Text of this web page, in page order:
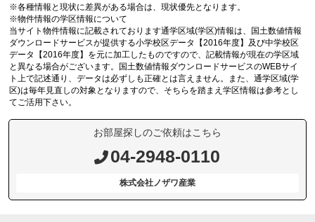
※各種情報と現状に差異がある場合は、現状優先となります。
※物件情報の学区情報について
当サイト物件情報に記載されております通学区域(学区)情報は、国土数値情報
ダウンロードサービスが提供する小学校区データ【2016年度】及び中学校区
データ【2016年度】を元に加工したものですので、記載情報が現在の学区域
と異なる場合がございます。国土数値情報ダウンロードサービスのWEBサイ
ト上で記述通り、データは必ずしも正確とは言えません。また、通学区域(学
区)は毎年見直しの対象となりますので、そちらを踏まえ学区情報は参考とし
てご活用下さい。
お部屋探しのご依頼はこちら
04-2948-0110
株式会社ノザワ産業